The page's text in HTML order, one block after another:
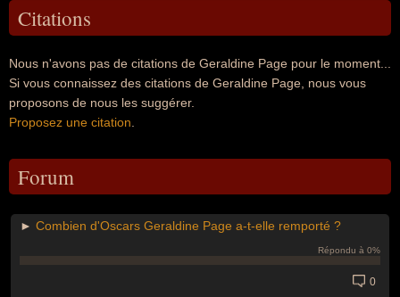
Citations
Nous n'avons pas de citations de Geraldine Page pour le moment...
Si vous connaissez des citations de Geraldine Page, nous vous
proposons de nous les suggérer.
Proposez une citation
Forum
► Combien d'Oscars Geraldine Page a-t-elle remporté ?
Répondu à 0%
0